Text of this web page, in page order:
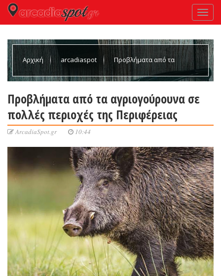
Αρχική arcadiaspot Προβλήματα από τα
Προβλήματα από τα αγριογούρουνα σε
πολλές περιοχές της Περιφέρειας
ArcadiaSpot.gr 10:44